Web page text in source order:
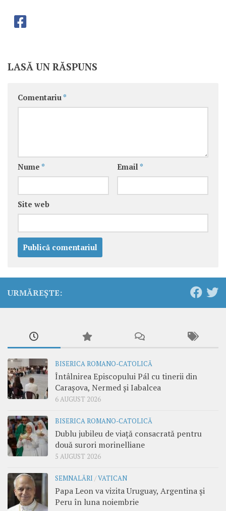
LASĂ UN RĂSPUNS
Comentariu *
Nume * Email *
Site web
URMĂREȘTE:
BISERICA ROMANO-CATOLICĂ
Întâlnirea Episcopului Pál cu tinerii din
Carașova, Nermed și Iabalcea
6 AUGUST 2026
BISERICA ROMANO-CATOLICĂ
Dublu jubileu de viață consacrată pentru
două surori morinelliane
5 AUGUST 2026
SEMNALĂRI /VATICAN
Papa Leon va vizita Uruguay, Argentina și
Peru în luna noiembrie